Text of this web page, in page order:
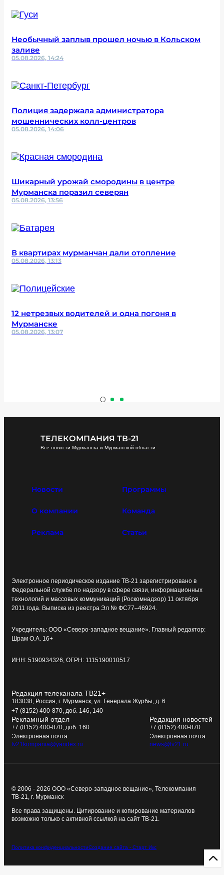
Необычный заплыв прошел ночью в Кольском
заливе
05.08.2026, 14:24
Полиция задержала администратора
мошеннических колл-центров
05.08.2026, 14:06
Шикарный урожай смородины в центре
Мурманска поразил северян
05.08.2026, 13:56
В квартирах мурманчан дали отопление
05.08.2026, 13:13
12 нетрезвых водителей и одна погоня в
Мурманске
05.08.2026, 13:07
ТЕЛЕКОМПАНИЯ ТВ-21
Все новости Мурманска и Мурманской области
Новости Программы
О компании Команда
Реклама Статьи
Электронное периодическое издание ТВ-21 зарегистрировано в
Федеральной службе по надзору в сфере связи, информационных
технологий и массовых коммуникаций (Роскомнадзор) 11 октября
2011 года. Выписка из реестра Эл № ФС77–46924.
Учредитель: ООО «Северо-западное вещание». Главный редактор:
Шрам О.А. 16+
ИНН: 5190934326, ОГРН: 1115190010517
Редакция телеканала ТВ21+
183038, Россия, г. Мурманск, ул. Генерала Журбы, д. 6
+7 (8152) 400-870, доб. 146, 140
Рекламный отдел
+7 (8152) 400-870, доб. 160
Электронная почта:
tv21kompania@yandex.ru
Редакция новостей
+7 (8152) 400-870
Электронная почта:
news@tv21.ru
© 2006 - 2026 ООО «Северо-западное вещание», Телекомпания
ТВ-21, г. Мурманск
Все права защищены. Цитирование и копирование материалов
возможно только с активной ссылкой на сайт ТВ-21.
Политика конфиденциальностиСоздание сайта - Старт Икс